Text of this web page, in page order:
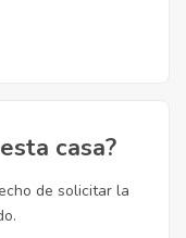
casa?
de solicitar la